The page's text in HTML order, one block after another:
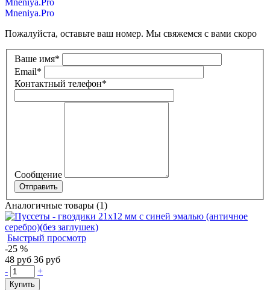
Mneniya.Pro
Пожалуйста, оставьте ваш номер. Мы свяжемся с вами скоро
Ваше имя*
Email*
Контактный телефон*
Сообщение
Аналогичные товары (1)
Быстрый просмотр
-25 %
48 руб 36 руб
-
+
Купить